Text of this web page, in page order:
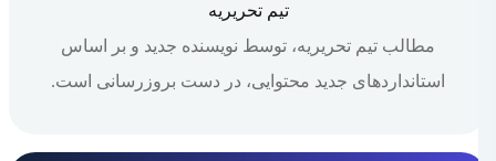
تیم تحریریه
مطالب تیم تحریریه، توسط نویسنده جدید و بر اساس
استانداردهای جدید محتوایی، در دست بروزرسانی است.